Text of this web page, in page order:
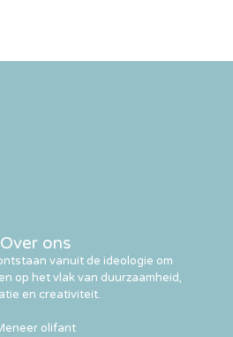
Over ons
vanuit de ideologie om
op het vlak van duurzaamheid,
en creativiteit.
olifant